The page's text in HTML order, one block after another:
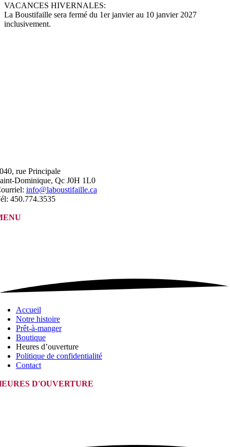
VACANCES HIVERNALES:
La Boustifaille sera fermé du 1er janvier au 10 janvier 2027
inclusivement.
rue Principale
Dominique, Qc J0H 1L0
info@laboustifaille.ca
450.774.3535
Accueil
Notre histoire
Prêt-à-manger
Boutique
Heures d’ouverture
Politique de confidentialité
Contact
D'OUVERTURE